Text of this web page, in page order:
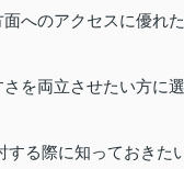
へのアクセスに優れた
を両立させたい方に選
する際に知っておきた